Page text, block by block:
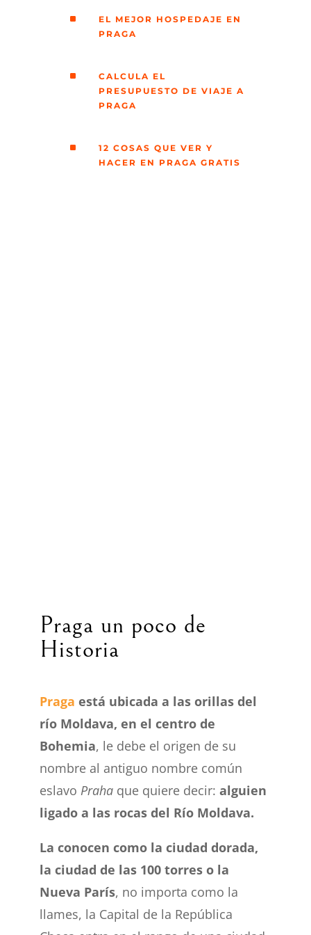
d
o
^
EL MEJOR HOSPEDAJE EN
PRAGA
^
CALCULA EL
PRESUPUESTO DE VIAJE A
PRAGA
^
12 COSAS QUE VER Y
HACER EN PRAGA GRATIS
Praga un poco de
Historia
Praga está ubicada a las orillas del
río Moldava, en el centro de
Bohemia, le debe el origen de su
nombre al antiguo nombre común
eslavo Praha que quiere decir:alguien
ligado a las rocas del Río Moldava.
La conocen como la ciudad dorada,
la ciudad de las 100 torres o la
Nueva París, no importa como la
llames, la Capital de la República